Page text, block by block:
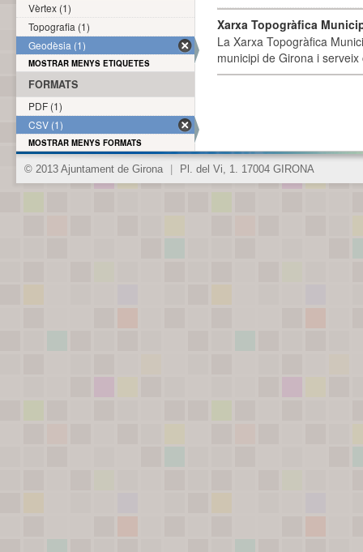
Xarxa Topogràfica
La Xarxa Topogràfica
municipi de Girona i
Vèrtex (1)
Topografia (1)
Geodèsia (1)
MOSTRAR MENYS ETIQUETES
FORMATS
PDF (1)
CSV (1)
MOSTRAR MENYS FORMATS
© 2013 Ajuntament de Girona Pl. del Vi, 1. 17004 GIRONA